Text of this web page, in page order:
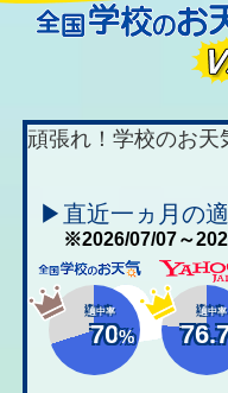
頑張れ！学校のお天
▶直近一ヵ月の
※2026/07/07～
適中率
70%
適中率